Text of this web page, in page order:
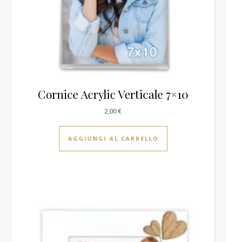
Cornice Acrylic Verticale 7×10
2,00€
AGGIUNGI AL CARRELLO